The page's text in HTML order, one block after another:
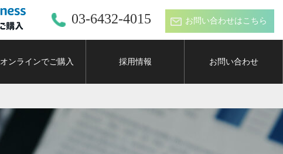
03-6432-4015 お問い合わせはこちら
オンラインでご購入 採用情報 お問い合わせ